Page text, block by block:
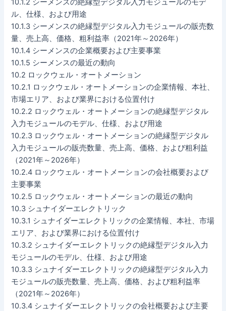
10.1.2 シーメンスの絶縁型デジタル入力モジュールのモデ
ル、仕様、および用途
10.1.3 シーメンスの絶縁型デジタル入力モジュールの販売数
量、売上高、価格、粗利益率（2021年～2026年）
10.1.4 シーメンスの企業概要および主要事業
10.1.5 シーメンスの最近の動向
10.2 ロックウェル・オートメーション
10.2.1 ロックウェル・オートメーションの企業情報、本社、
市場エリア、および業界における位置付け
10.2.2 ロックウェル・オートメーションの絶縁型デジタル
入力モジュールのモデル、仕様、および用途
10.2.3 ロックウェル・オートメーションの絶縁型デジタル
入力モジュールの販売数量、売上高、価格、および粗利益
（2021年～2026年）
10.2.4 ロックウェル・オートメーションの会社概要および
主要事業
10.2.5 ロックウェル・オートメーションの最近の動向
10.3 シュナイダーエレクトリック
10.3.1 シュナイダーエレクトリックの企業情報、本社、市場
エリア、および業界における位置付け
10.3.2 シュナイダーエレクトリックの絶縁型デジタル入力
モジュールのモデル、仕様、および用途
10.3.3 シュナイダーエレクトリックの絶縁型デジタル入力
モジュールの販売数量、売上高、価格、および粗利益率
（2021年～2026年）
10.3.4 シュナイダーエレクトリックの会社概要および主要